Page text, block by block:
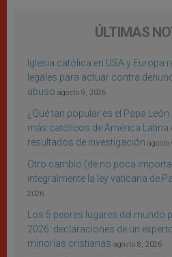
ÚLTIMAS
Iglesia católica en USA y Europa
legales para actuar contra
abuso agosto 9, 2026
¿Qué tan popular es el Papa
más católicos de América Latina
resultados de investigación agosto
Otro cambio (de no poca
integralmente la ley vaticana de
2026
Los 5 peores lugares del mundo
2026: declaraciones de un
minorías cristianas agosto 8, 2026